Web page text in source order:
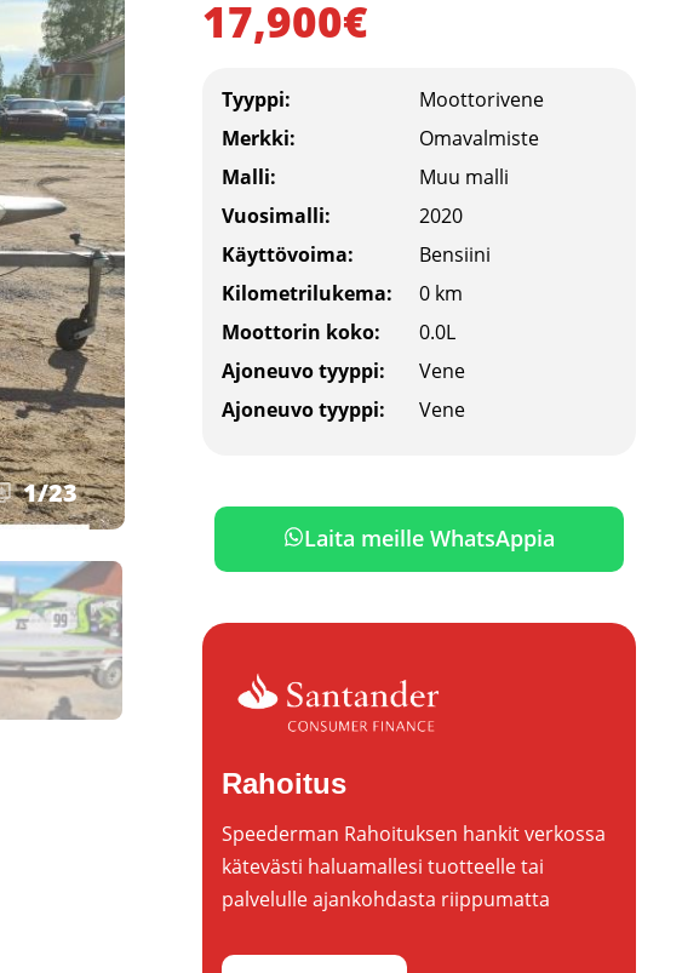
1/23
17,900€
Tyyppi:
Moottorivene
Merkki:
Omavalmiste
Malli:
Muu malli
Vuosimalli:
2020
Käyttövoima:
Bensiini
Kilometrilukema:
0 km
Moottorin koko:
0.0L
Ajoneuvo tyyppi:
Vene
Ajoneuvo tyyppi:
Vene
Laita meille WhatsAppia
Rahoitus
Speederman Rahoituksen hankit verkossa
kätevästi haluamallesi tuotteelle tai
palvelulle ajankohdasta riippumatta